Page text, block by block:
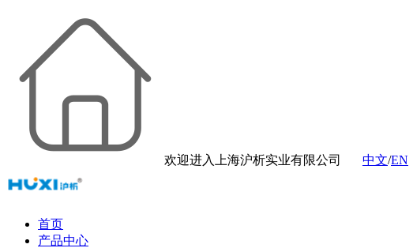
欢迎进入上海沪析实业有限公司 中文/EN
首页
产品中心